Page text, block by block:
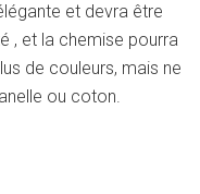
et devra être
, et la chemise pourra
de couleurs, mais ne
ou coton.